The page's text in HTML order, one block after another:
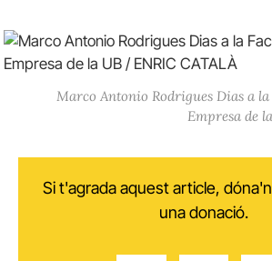
Marco Antonio Rodrigues Dias a la
Empresa de
Si t'agrada aquest article,
una donació.